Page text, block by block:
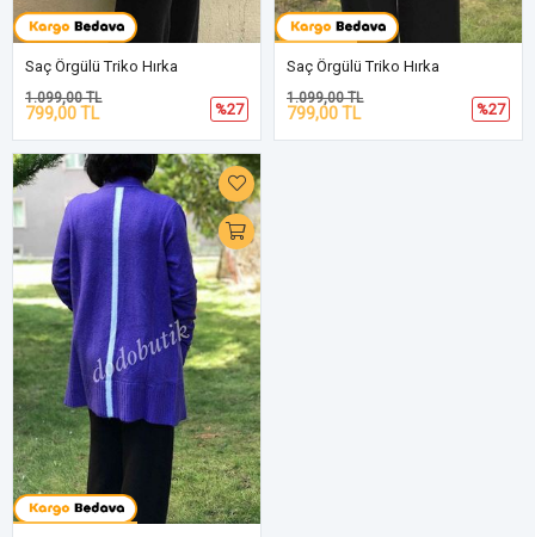
Saç Örgülü Triko Hırka
799,00 TL
1.099,00 TL
%27
Saç Örgülü Triko Hırka
799,00 TL
1.099,00 TL
%27